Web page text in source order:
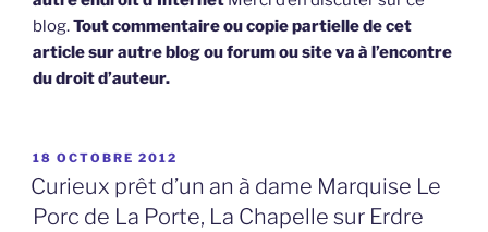
blog.Tout commentaire ou copie partielle de cet
article sur autre blog ou forum ou site va à l’encontre
du droit d’auteur.
PUBLIÉ
LE
18 OCTOBRE 2012
Curieux prêt d’un an à dame Marquise Le
Porc de La Porte, La Chapelle sur Erdre